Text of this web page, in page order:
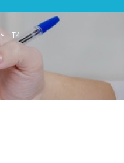
> T4